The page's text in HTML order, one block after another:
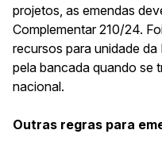
projetos, as emendas
Complementar 210/24.
recursos para unidade
pela bancada quando se
nacional.
Outras regras para